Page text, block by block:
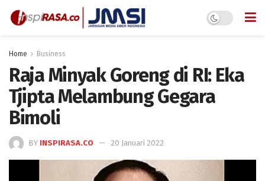
Home Business
Raja Minyak Goreng di RI: Eka
Tjipta Melambung Gegara
Bimoli
BY INSPIRASA.CO 20 Januari 2022